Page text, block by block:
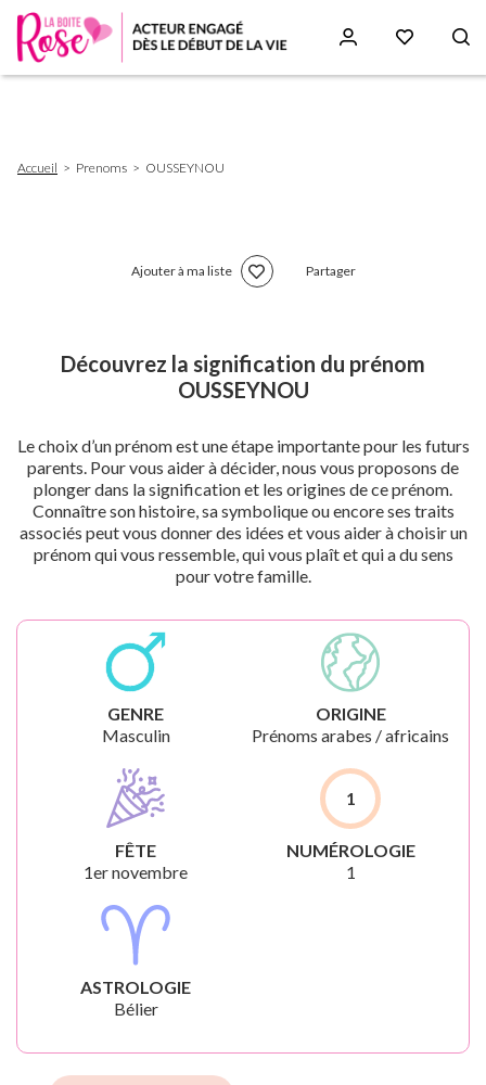
d'Ariane
Accueil Prenoms OUSSEYNOU
Ajouter à ma liste Partager
Découvrez la signification du prénom
OUSSEYNOU
Le choix d’un prénom est une étape importante pour les futurs
parents. Pour vous aider à décider, nous vous proposons de
plonger dans la signification et les origines de ce prénom.
Connaître son histoire, sa symbolique ou encore ses traits
associés peut vous donner des idées et vous aider à choisir un
prénom qui vous ressemble, qui vous plaît et qui a du sens
pour votre famille.
GENRE
Masculin
ORIGINE
Prénoms arabes / africains
FÊTE
1er novembre
1
NUMÉROLOGIE
1
ASTROLOGIE
Bélier